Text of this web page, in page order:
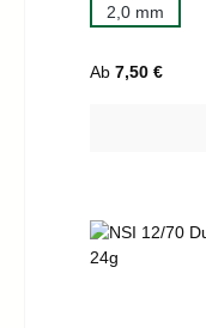
2,0 mm
Regulärer Preis:
Ab 7,50 €